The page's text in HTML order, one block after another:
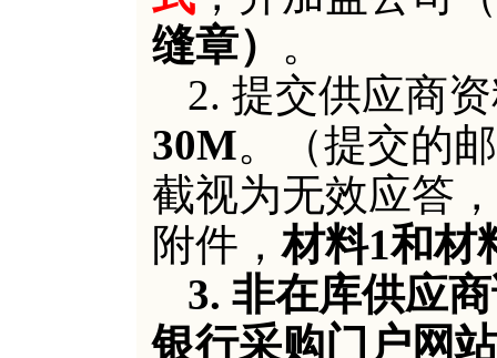
缝章） 。
2. 提交供应商
30M。（提交的
截视为无效应答
附件，材料1和材
3. 非在库供应
银行采购门户网